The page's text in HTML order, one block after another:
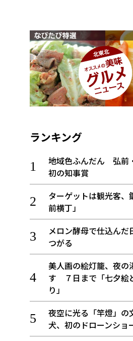
ランキング
地域色ふんだん 弘前
初の知事賞
ターゲットは観光客、
前横丁」
メロン酵母で仕込んだ
つがる
美人画の絵灯籠、夜の
す ７日まで「七夕絵
り」
夜空に光る「竿燈」の
犬、初のドローンショ